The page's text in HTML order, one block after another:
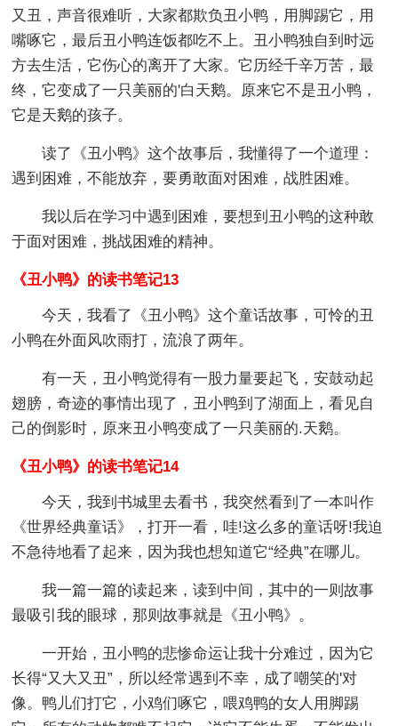
又丑，声音很难听，大家都欺负丑小鸭，用脚踢它，用
嘴啄它，最后丑小鸭连饭都吃不上。丑小鸭独自到时远
方去生活，它伤心的离开了大家。它历经千辛万苦，最
终，它变成了一只美丽的'白天鹅。原来它不是丑小鸭，
它是天鹅的孩子。
读了《丑小鸭》这个故事后，我懂得了一个道理：
遇到困难，不能放弃，要勇敢面对困难，战胜困难。
我以后在学习中遇到困难，要想到丑小鸭的这种敢
于面对困难，挑战困难的精神。
《丑小鸭》的读书笔记13
今天，我看了《丑小鸭》这个童话故事，可怜的丑
小鸭在外面风吹雨打，流浪了两年。
有一天，丑小鸭觉得有一股力量要起飞，安鼓动起
翅膀，奇迹的事情出现了，丑小鸭到了湖面上，看见自
己的倒影时，原来丑小鸭变成了一只美丽的.天鹅。
《丑小鸭》的读书笔记14
今天，我到书城里去看书，我突然看到了一本叫作
《世界经典童话》，打开一看，哇!这么多的童话呀!我迫
不急待地看了起来，因为我也想知道它“经典”在哪儿。
我一篇一篇的读起来，读到中间，其中的一则故事
最吸引我的眼球，那则故事就是《丑小鸭》。
一开始，丑小鸭的悲惨命运让我十分难过，因为它
长得“又大又丑”，所以经常遇到不幸，成了嘲笑的'对
像。鸭儿们打它，小鸡们啄它，喂鸡鸭的女人用脚踢